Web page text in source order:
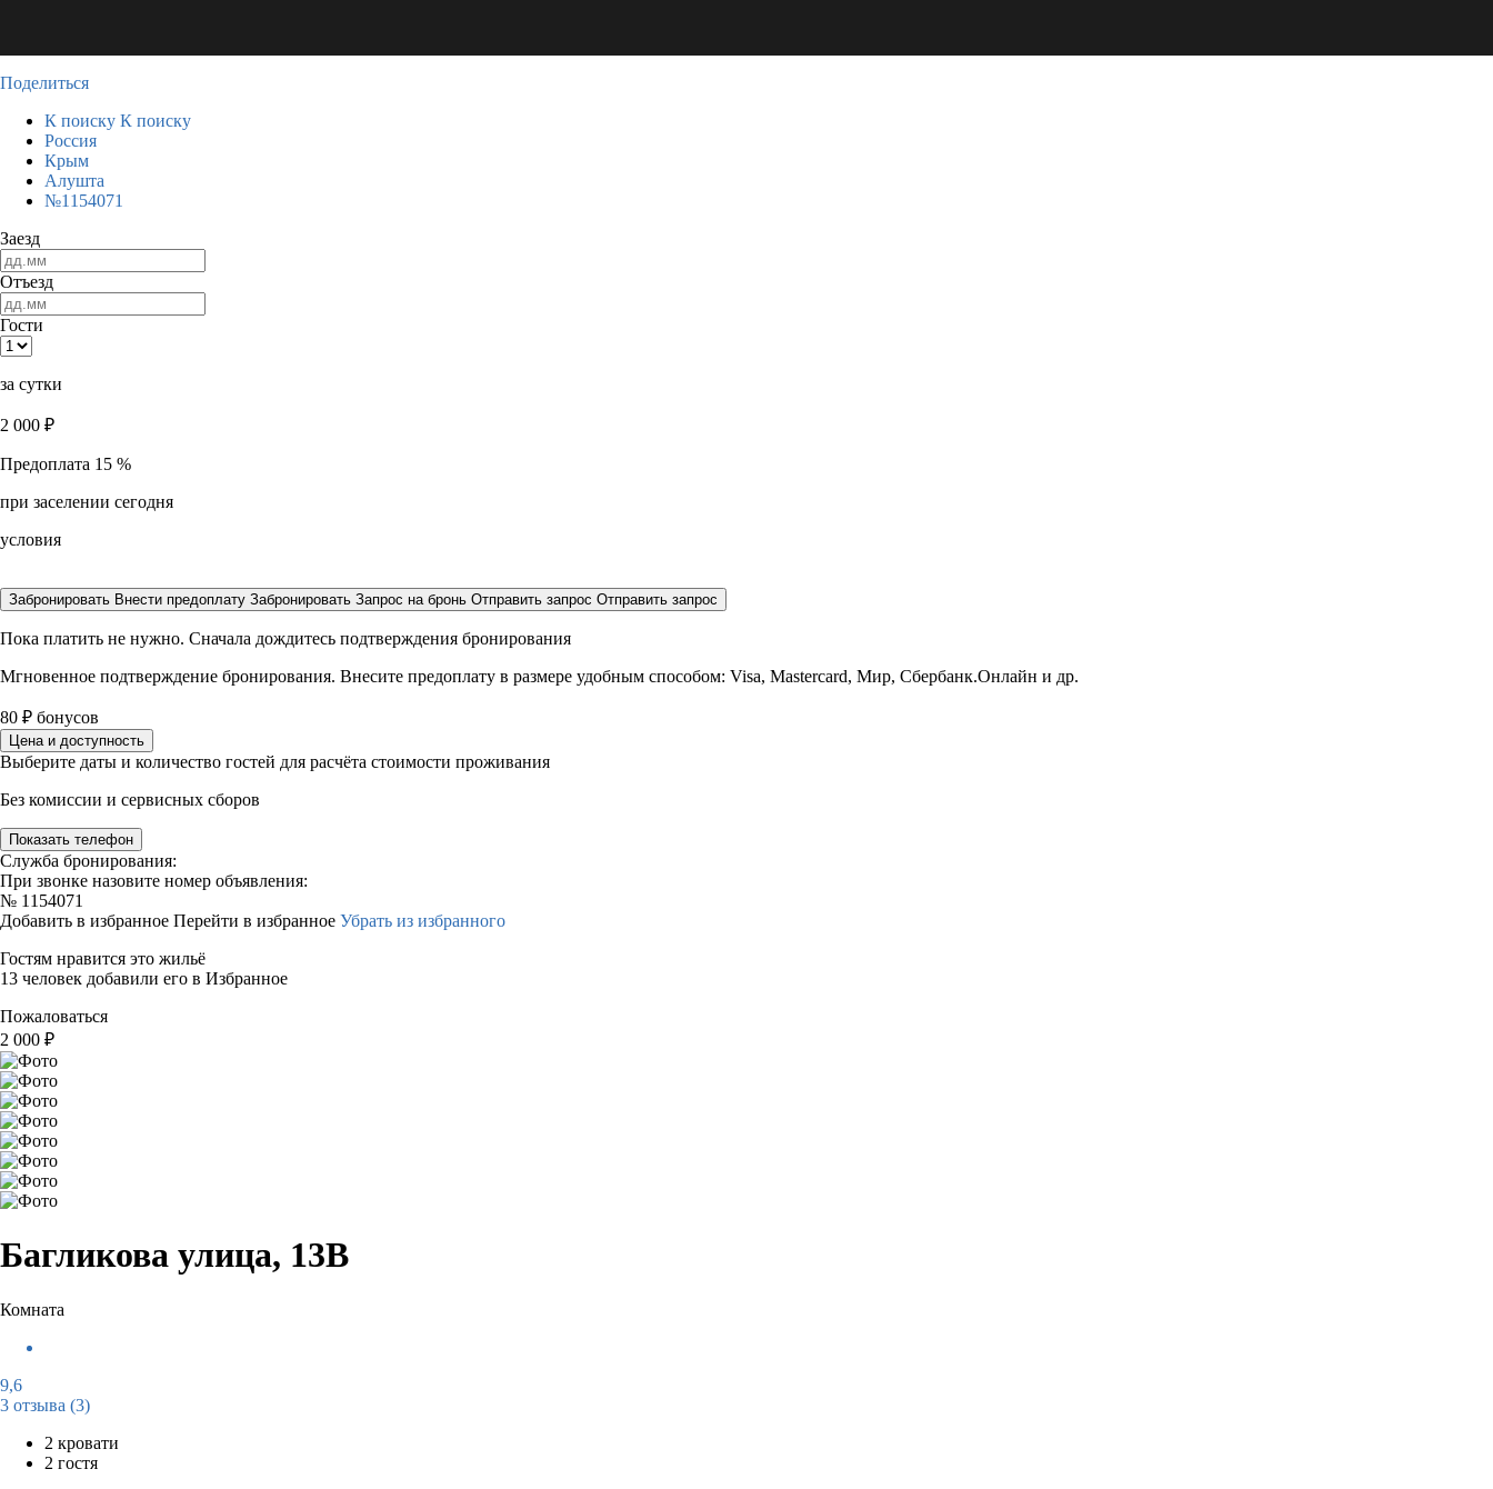
Поделиться
К поиску К поиску
Россия
Крым
Алушта
№1154071
Заезд
Отъезд
Гости
за сутки
2 000 ₽
Предоплата 15 %
при заселении сегодня
условия
Забронировать Внести предоплату Забронировать Запрос на бронь Отправить запрос Отправить запрос
Пока платить не нужно. Сначала дождитесь подтверждения бронирования
Мгновенное подтверждение бронирования. Внесите предоплату в размере удобным способом: Visa, Mastercard, Мир, Сбербанк.Онлайн и др.
80 ₽ бонусов
Цена и доступность
Выберите даты и количество гостей для расчёта стоимости проживания
Без комиссии и сервисных сборов
Показать телефон
Служба бронирования:
При звонке назовите номер объявления:
№ 1154071
Добавить в избранное Перейти в избранное Убрать из избранного
Гостям нравится это жильё
13 человек добавили его в Избранное
Пожаловаться
2 000 ₽
Багликова улица, 13В
Комната
9,6
3 отзыва (3)
2 кровати
2 гостя